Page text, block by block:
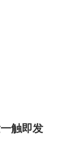
触即发